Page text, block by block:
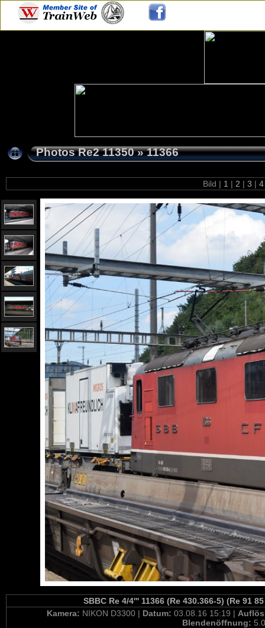
Photos Re2 11350»11366
Bild | 1 | 2 | 3 |
SBBC Re 4/4''' 11366 (Re 430.366-5) (Re 91
Kamera: NIKON D3300 | Datum: 03.08.16 15:19 |
Blendenöffnung: